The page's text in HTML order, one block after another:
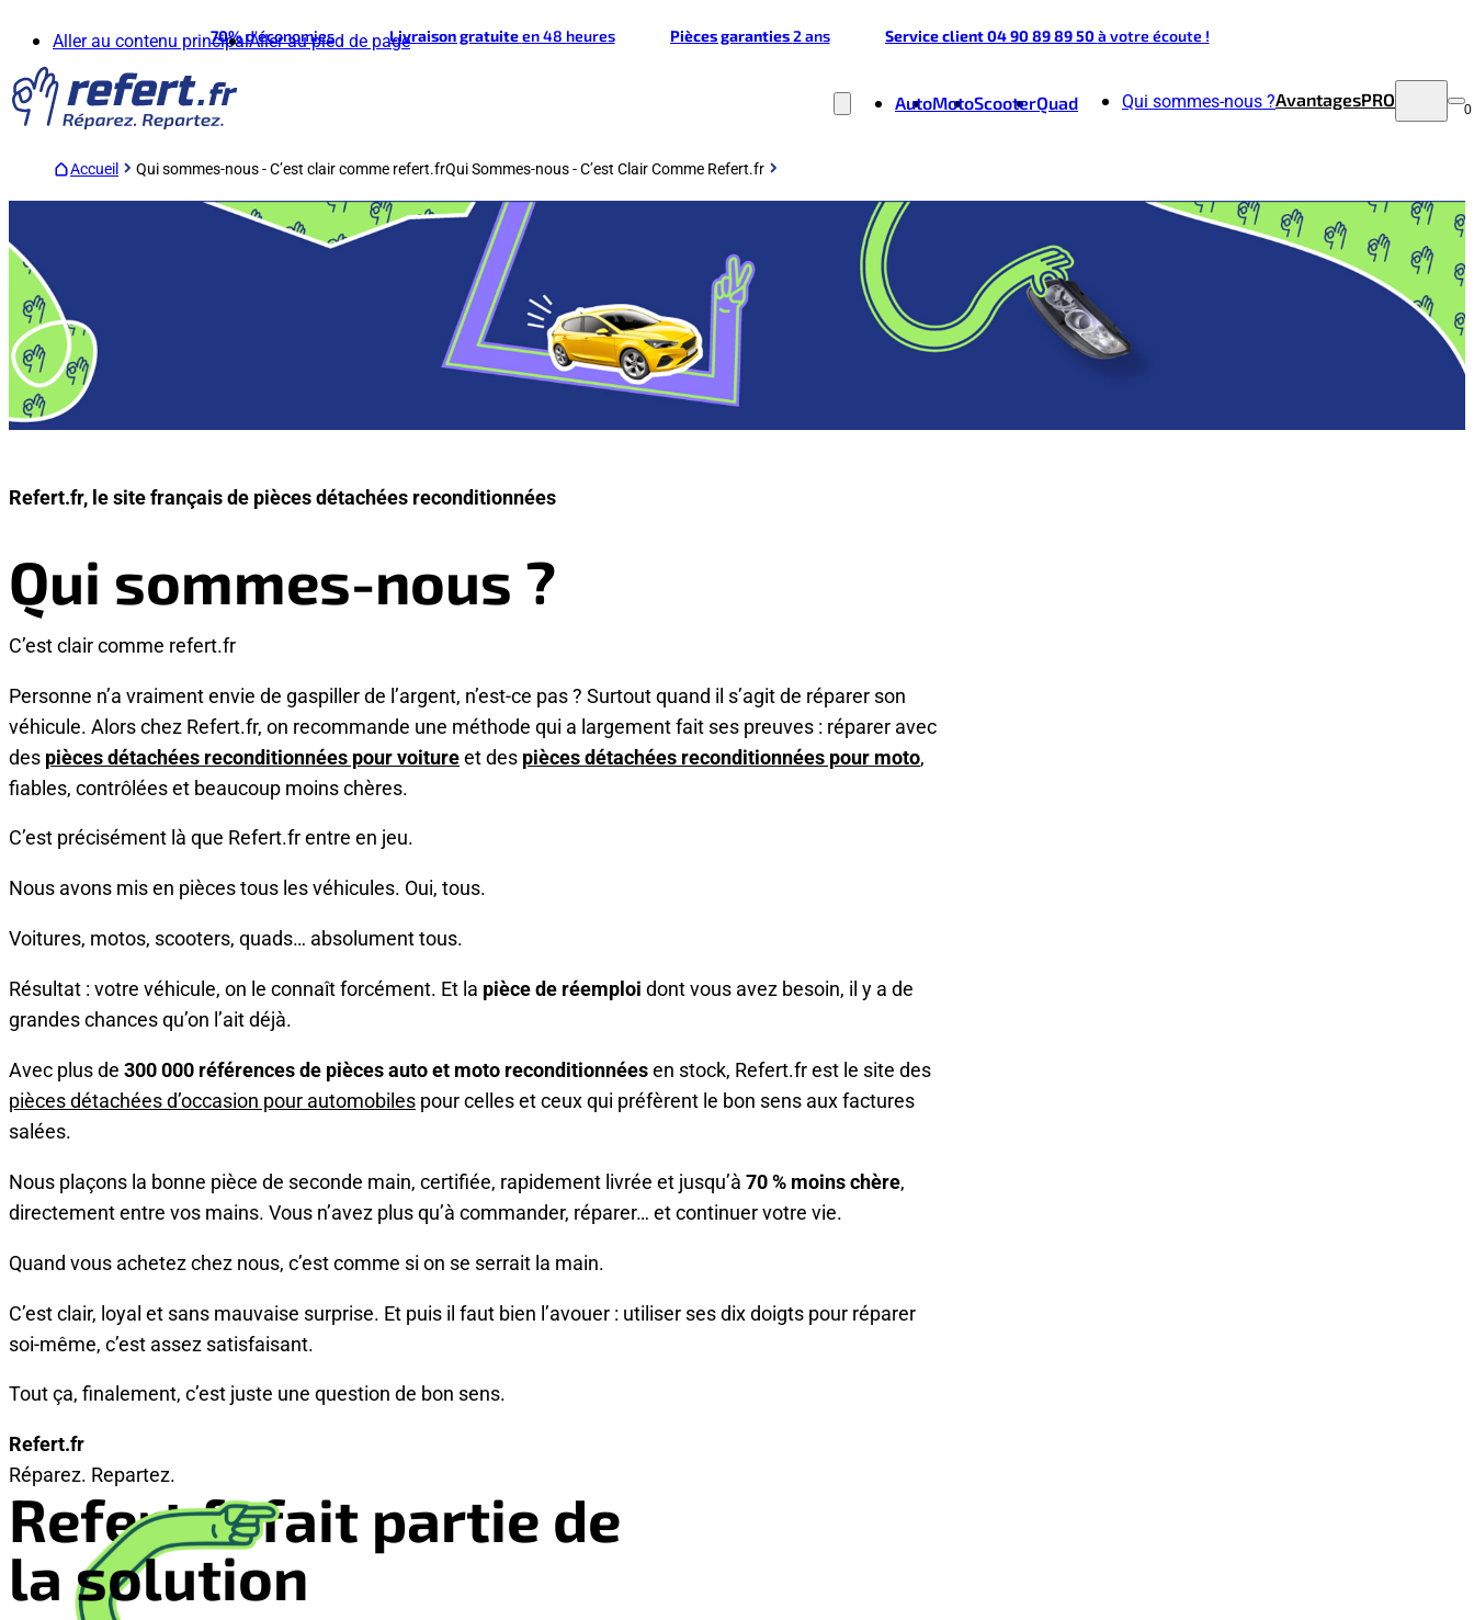
Aller au contenu principalAller au pied de page
70%d'économies Livraison gratuiteen 48 heures Pièces garanties2 ans Service client 04 90 89 89 50à votre écoute !
AutoMotoScooterQuad Qui sommes-nous ?AvantagesPRO 0
Accueil Qui sommes-nous - C’est clair comme refert.frQui Sommes-nous - C’est Clair Comme Refert.fr
Refert.fr, le site français de pièces détachées reconditionnées
Qui sommes-nous ?
C’est clair comme refert.fr
Personne n’a vraiment envie de gaspiller de l’argent, n’est-ce pas ? Surtout quand il s’agit de réparer son
véhicule. Alors chez Refert.fr, on recommande une méthode qui a largement fait ses preuves : réparer avec
des pièces détachées reconditionnées pour voitureet des pièces détachées reconditionnées pour moto,
fiables, contrôlées et beaucoup moins chères.
C’est précisément là que Refert.fr entre en jeu.
Nous avons mis en pièces tous les véhicules. Oui, tous.
Voitures, motos, scooters, quads… absolument tous.
Résultat : votre véhicule, on le connaît forcément. Et la pièce de réemploi dont vous avez besoin, il y a de
grandes chances qu’on l’ait déjà.
Avec plus de 300 000 références de pièces auto et moto reconditionnéesen stock, Refert.fr est le site des
pièces détachées d’occasion pour automobiles pour celles et ceux qui préfèrent le bon sens aux factures
salées.
Nous plaçons la bonne pièce de seconde main, certifiée, rapidement livrée et jusqu’à 70 % moins chère,
directement entre vos mains. Vous n’avez plus qu’à commander, réparer… et continuer votre vie.
Quand vous achetez chez nous, c’est comme si on se serrait la main.
C’est clair, loyal et sans mauvaise surprise. Et puis il faut bien l’avouer : utiliser ses dix doigts pour réparer
soi-même, c’est assez satisfaisant.
Tout ça, finalement, c’est juste une question de bon sens.
Refert.fr
Réparez. Repartez.
Refert.fr fait partie de
la solution